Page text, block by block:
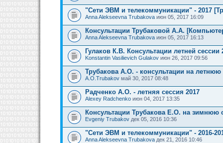
"Сети ЭВМ и телекоммуникации" - 2017
Anna Alekseevna Trubakova июн 05, 2017 16:09
Консультации Трубаковой А.А.
Anna Alekseevna Trubakova июн 05, 2017 16:13
Гулаков К.В. Консультации летней сессии
Konstantin Vasilievich Gulakov июн 26, 2017 09:56
Трубакова А.О. - консультации на летнюю
A.O.Trubakov май 30, 2017 08:48
Радченко А.О. - летняя сессия 2017
Alexey Radchenko июн 04, 2017 13:35
Консультации Трубакова Е.О. на зимнюю
Evgeniy Trubakov дек 05, 2016 10:36
"Сети ЭВМ и телекоммуникации" - 2016-
Anna Alekseevna Trubakova дек 21, 2016 10:46